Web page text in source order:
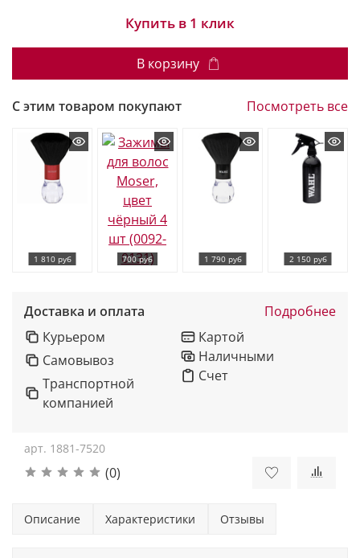
арт. 1881-7520
(0)
Купить в 1 клик
В корзину
С этим товаром покупают Посмотреть все
1 810 руб 700 руб 1 790 руб 2 150 руб
Доставка и оплата
Подробнее
Курьером
Самовывоз
Транспортной
компанией
Картой
Наличными
Счет
Описание Характеристики Отзывы